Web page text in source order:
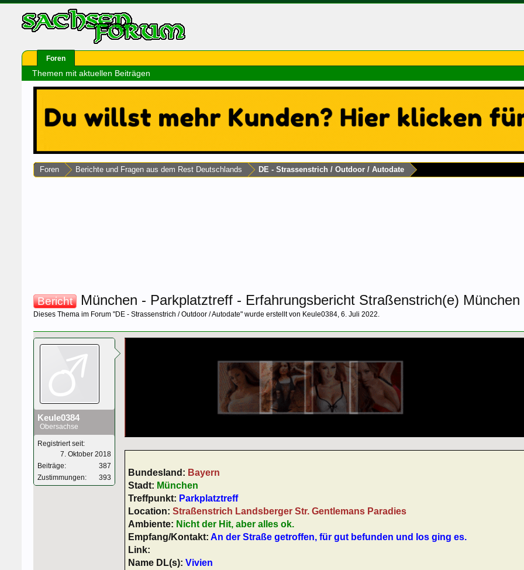
Foren Berichte und Fragen aus dem Rest Deutschlands DE - Strassenstrich / Outdoor / Autodate
Bericht München - Parkplatztreff - Erfahrungsbericht Straßenstrich(e) München
Dieses Thema im Forum "DE - Strassenstrich / Outdoor / Autodate" wurde erstellt von Keule0384, 6. Juli 2022.
Keule0384
Obersachse
Registriert seit:
7. Oktober 2018
Beiträge:
387
Zustimmungen:
393 Bundesland: Bayern
Stadt: München
Treffpunkt: Parkplatztreff
Location: Straßenstrich Landsberger Str. Gentlemans Paradies
Ambiente: Nicht der Hit, aber alles ok.
Empfang/Kontakt: An der Straße getroffen, für gut befunden und los ging es.
Link:
Name DL(s): Vivien
Foren
Themen mit aktuellen Beiträgen